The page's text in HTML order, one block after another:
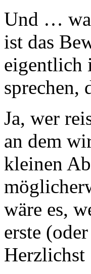
Und …
ist das
eigentlich
sprechen,
Ja, wer
an dem
kleinen
wäre es,
erste
Herzlichst